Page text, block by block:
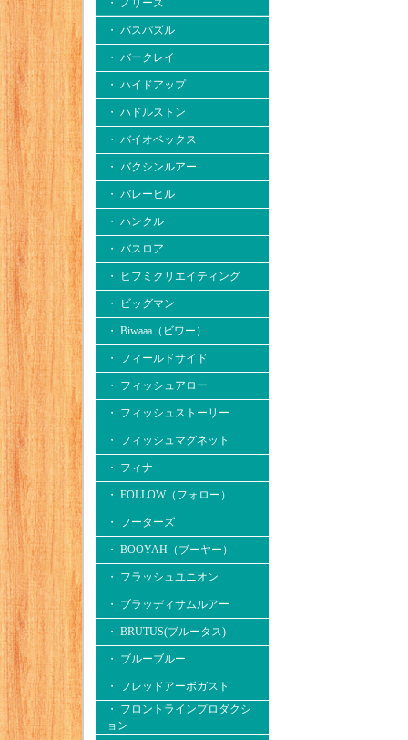
・ ノリーズ
・ バスパズル
・ バークレイ
・ ハイドアップ
・ ハドルストン
・ バイオベックス
・ バクシンルアー
・ バレーヒル
・ ハンクル
・ バスロア
・ ヒフミクリエイティング
・ ビッグマン
・ Biwaaa（ビワー）
・ フィールドサイド
・ フィッシュアロー
・ フィッシュストーリー
・ フィッシュマグネット
・ フィナ
・ FOLLOW（フォロー）
・ フーターズ
・ BOOYAH（ブーヤー）
・ フラッシュユニオン
・ ブラッディサムルアー
・ BRUTUS(ブルータス)
・ ブルーブルー
・ フレッドアーボガスト
・ フロントラインプロダクシ
ョン